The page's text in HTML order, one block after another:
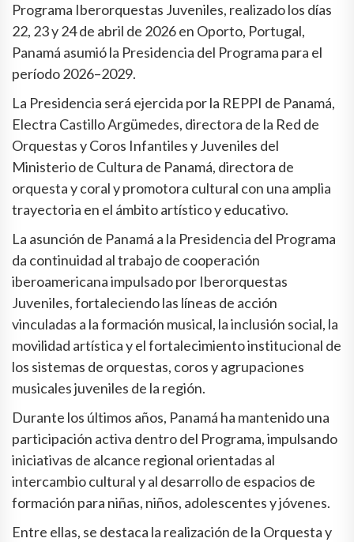
Programa Iberorquestas Juveniles, realizado los días
22, 23 y 24 de abril de 2026 en Oporto, Portugal,
Panamá asumió la Presidencia del Programa para el
período 2026–2029.
La Presidencia será ejercida por la REPPI de Panamá,
Electra Castillo Argümedes, directora de la Red de
Orquestas y Coros Infantiles y Juveniles del
Ministerio de Cultura de Panamá, directora de
orquesta y coral y promotora cultural con una amplia
trayectoria en el ámbito artístico y educativo.
La asunción de Panamá a la Presidencia del Programa
da continuidad al trabajo de cooperación
iberoamericana impulsado por Iberorquestas
Juveniles, fortaleciendo las líneas de acción
vinculadas a la formación musical, la inclusión social, la
movilidad artística y el fortalecimiento institucional de
los sistemas de orquestas, coros y agrupaciones
musicales juveniles de la región.
Durante los últimos años, Panamá ha mantenido una
participación activa dentro del Programa, impulsando
iniciativas de alcance regional orientadas al
intercambio cultural y al desarrollo de espacios de
formación para niñas, niños, adolescentes y jóvenes.
Entre ellas, se destaca la realización de la Orquesta y